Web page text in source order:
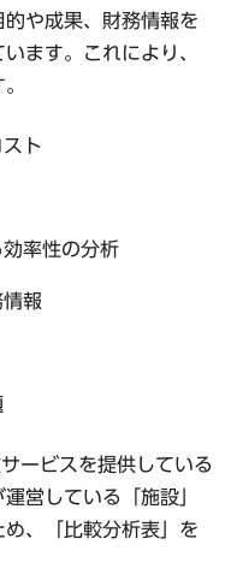
や成果、財務情報を
ます。これにより、
ト
率性の分析
報
ービスを提供している
営している「施設」
、「比較分析表」を